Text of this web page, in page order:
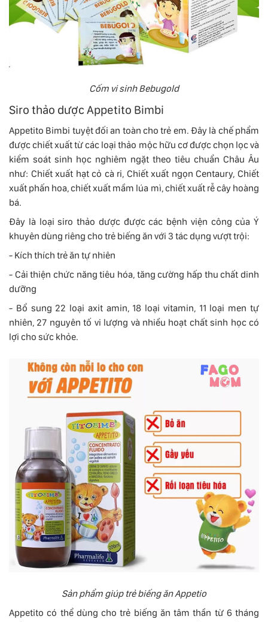
Cốm vi sinh Bebugold
Siro thảo dược Appetito Bimbi
Appetito Bimbi tuyệt đối an toàn cho trẻ em. Đây là chế phẩm
được chiết xuất từ ​​các loại thảo mộc hữu cơ được chọn lọc và
kiểm soát sinh học nghiêm ngặt theo tiêu chuẩn Châu Âu
như: Chiết xuất hạt cỏ cà ri, Chiết xuất ngọn Centaury, Chiết
xuất phấn hoa, chiết xuất mầm lúa mì, chiết xuất rễ cây hoàng
bá.
Đây là loại siro thảo dược được các bệnh viện công của Ý
khuyên dùng riêng cho trẻ biếng ăn với 3 tác dụng vượt trội:
- Kích thích trẻ ăn tự nhiên
- Cải thiện chức năng tiêu hóa, tăng cường hấp thu chất dinh
dưỡng
- Bổ sung 22 loại axit amin, 18 loại vitamin, 11 loại men tự
nhiên, 27 nguyên tố vi lượng và nhiều hoạt chất sinh học có
lợi cho sức khỏe.
Sản phẩm giúp trẻ biếng ăn Appetio
Appetito có thể dùng cho trẻ biếng ăn tâm thần từ 6 tháng